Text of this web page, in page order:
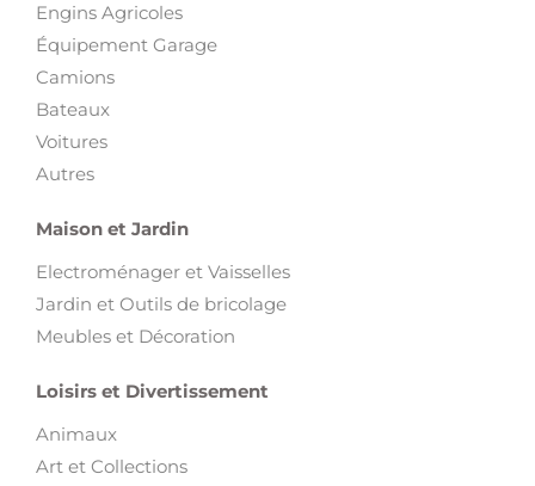
Engins Agricoles
Équipement Garage
Camions
Bateaux
Voitures
Autres
Maison et Jardin
Electroménager et Vaisselles
Jardin et Outils de bricolage
Meubles et Décoration
Loisirs et Divertissement
Animaux
Art et Collections